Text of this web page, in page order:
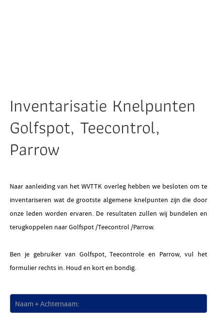
Inventarisatie Knelpunten
Golfspot, Teecontrol,
Parrow
Naar aanleiding van het WVTTK overleg hebben we besloten om te
inventariseren wat de grootste algemene knelpunten zijn die door
onze leden worden ervaren. De resultaten zullen wij bundelen en
terugkoppelen naar Golfspot /Teecontrol /Parrow.
Ben je gebruiker van Golfspot, Teecontrole en Parrow, vul het
formulier rechts in. Houd en kort en bondig.